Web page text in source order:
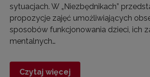
sytuacjach. W „Niezbędnikach”
propozycje zajęć umożliwiających
sposobów funkcjonowania dzieci, ich
mentalnych…
Czytaj więcej